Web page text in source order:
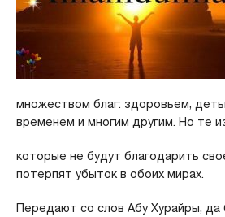
множеством благ: здоровьем,
временем и многим другим. Но те
которые не будут благодарить
потерпят убыток в обоих мирах.
Передают со слов Абу Хурайры, да